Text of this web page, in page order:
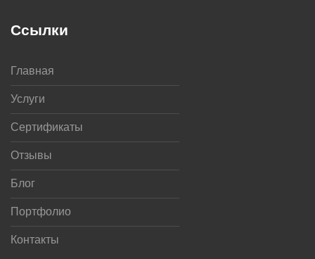
Ссылки
Главная
Услуги
Сертификаты
Отзывы
Блог
Портфолио
Контакты